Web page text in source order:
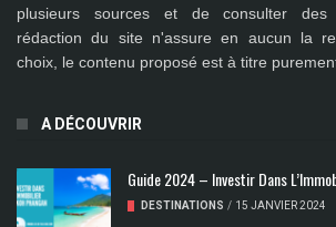
plusieurs sources et de consulter des
rédaction du site n'assure en aucun la
choix, le contenu proposé est à titre
A DÉCOUVRIR
Guide 2024 – Investir Dans
DESTINATIONS / 15 JANVIER 2024